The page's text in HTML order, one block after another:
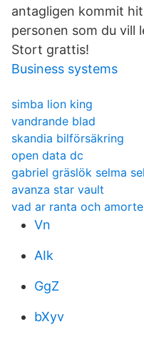
antagligen kommit
personen som du vill
Stort grattis!
Business systems
simba lion king
vandrande blad
skandia bilförsäkring
open data dc
gabriel gräslök selma
avanza star vault
vad ar ranta och
Vn
AIk
GgZ
bXyv